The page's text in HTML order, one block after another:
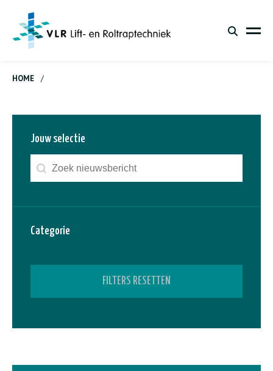
HOME /
Jouw selectie
Zoeken - nieuws
Search content
Categorie
FILTERS RESETTEN